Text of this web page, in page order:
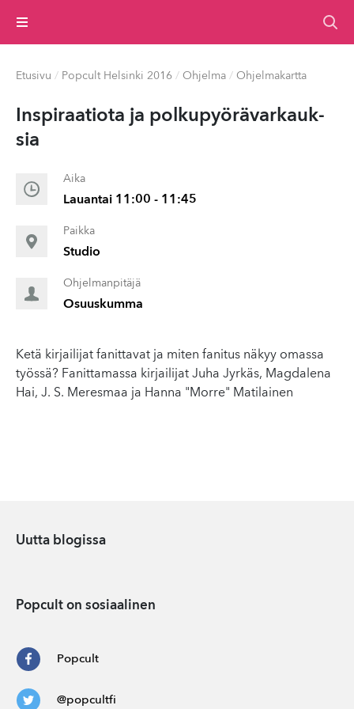
Valikko
Etusivu / Popcult Helsinki 2016 / Ohjelma / Ohjelmakartta
In­spi­raa­tio­ta ja polkupyörä­varkauk­
sia
Aika
Lauantai 11:00 - 11:45
Paikka
Studio
Ohjelmanpitäjä
Osuuskumma
Ketä kirjailijat fanittavat ja miten fanitus näkyy omassa
työssä? Fanittamassa kirjailijat Juha Jyrkäs, Magdalena
Hai, J. S. Meresmaa ja Hanna "Morre" Matilainen
Uutta blogissa
Popcult on sosiaalinen
Popcult
@popcultfi